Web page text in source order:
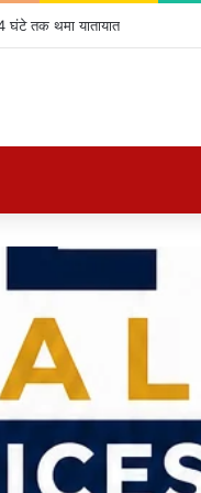
घंटे तक थमा यातायात